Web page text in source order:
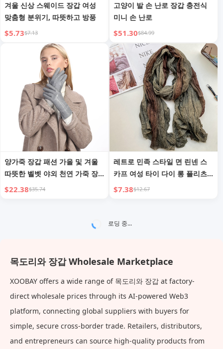
겨울 신상 스웨이드 장갑 여성
맞춤형 분위기, 따뜻하고 방풍
$5.73$7.13
고양이 발 손 난로 장갑 충전식
미니 손 난로
$51.30$84.99
양가죽 장갑 패션 가을 및 겨울
따뜻한 벨벳 야외 천연 가죽 장
갑
$22.38$35.74
레트로 민족 스타일 면 린넨 스
카프 여성 타이 다이 롱 플리츠
그라데이션 컬러 숄
$7.38$12.67
로딩 중...
목도리와 장갑 Wholesale Marketplace
XOOBAY offers a wide range of 목도리와 장갑 at factory-
direct wholesale prices through its AI-powered Web3
platform, connecting global suppliers with buyers for
simple, secure cross-border trade. Retailers, distributors,
and entrepreneurs can source high-quality products from